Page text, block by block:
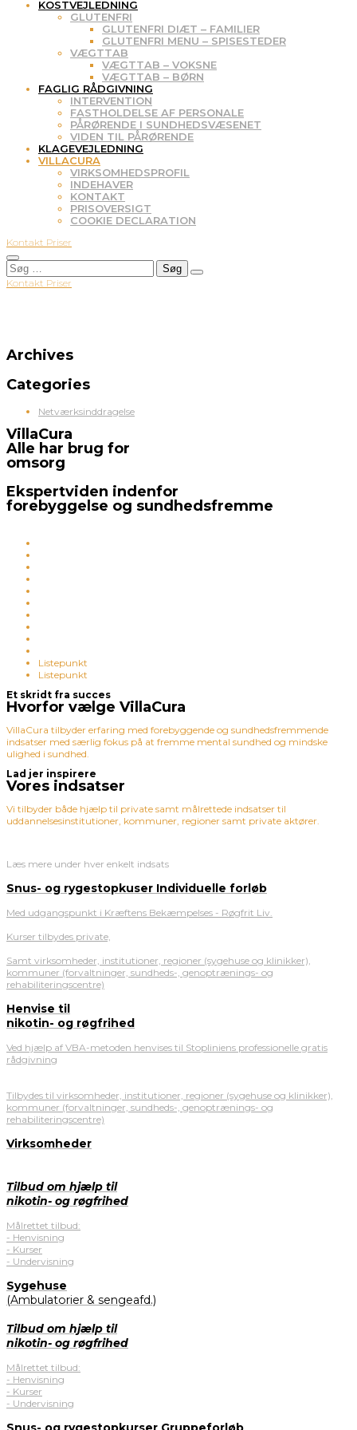
KOSTVEJLEDNING
GLUTENFRI
GLUTENFRI DIÆT – FAMILIER
GLUTENFRI MENU – SPISESTEDER
VÆGTTAB
VÆGTTAB – VOKSNE
VÆGTTAB – BØRN
FAGLIG RÅDGIVNING
INTERVENTION
FASTHOLDELSE AF PERSONALE
PÅRØRENDE I SUNDHEDSVÆSENET
VIDEN TIL PÅRØRENDE
KLAGEVEJLEDNING
VILLACURA
VIRKSOMHEDSPROFIL
INDEHAVER
KONTAKT
PRISOVERSIGT
COOKIE DECLARATION
Kontakt Priser
Søg
efter:
Kontakt Priser
Archives
Categories
Netværksinddragelse
VillaCura
Alle har brug for
omsorg
Ekspertviden indenfor
forebyggelse og sundhedsfremme
Listepunkt
Listepunkt
Et skridt fra succes
Hvorfor vælge VillaCura
VillaCura tilbyder erfaring med forebyggende og sundhedsfremmende
indsatser med særlig fokus på at fremme mental sundhed og mindske
ulighed i sundhed.
Lad jer inspirere
Vores indsatser
Vi tilbyder både hjælp til private samt målrettede indsatser til
uddannelsesinstitutioner, kommuner, regioner samt private aktører.
Læs mere under hver enkelt indsats
Snus- og rygestopkuser Individuelle forløb
Med udgangspunkt i Kræftens Bekæmpelses - Røgfrit Liv.
Kurser tilbydes private,
Samt virksomheder, institutioner, regioner (sygehuse og klinikker),
kommuner (forvaltninger, sundheds-, genoptrænings- og
rehabiliteringscentre)
Henvise til
nikotin- og røgfrihed
Ved hjælp af VBA-metoden henvises til Stopliniens professionelle gratis
rådgivning
Tilbydes til virksomheder, institutioner, regioner (sygehuse og klinikker),
kommuner (forvaltninger, sundheds-, genoptrænings- og
rehabiliteringscentre)
Virksomheder
Tilbud om hjælp til
nikotin- og røgfrihed
Målrettet tilbud:
- Henvisning
- Kurser
- Undervisning
Sygehuse
(Ambulatorier & sengeafd.)
Tilbud om hjælp til
nikotin- og røgfrihed
Målrettet tilbud:
- Henvisning
- Kurser
- Undervisning